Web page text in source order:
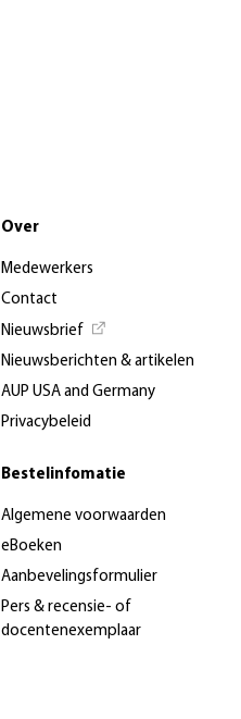
Over
Medewerkers
Contact
Nieuwsbrief
Nieuwsberichten & artikelen
AUP USA and Germany
Privacybeleid
Bestelinfomatie
Algemene voorwaarden
eBoeken
Aanbevelingsformulier
Pers & recensie- of
docentenexemplaar